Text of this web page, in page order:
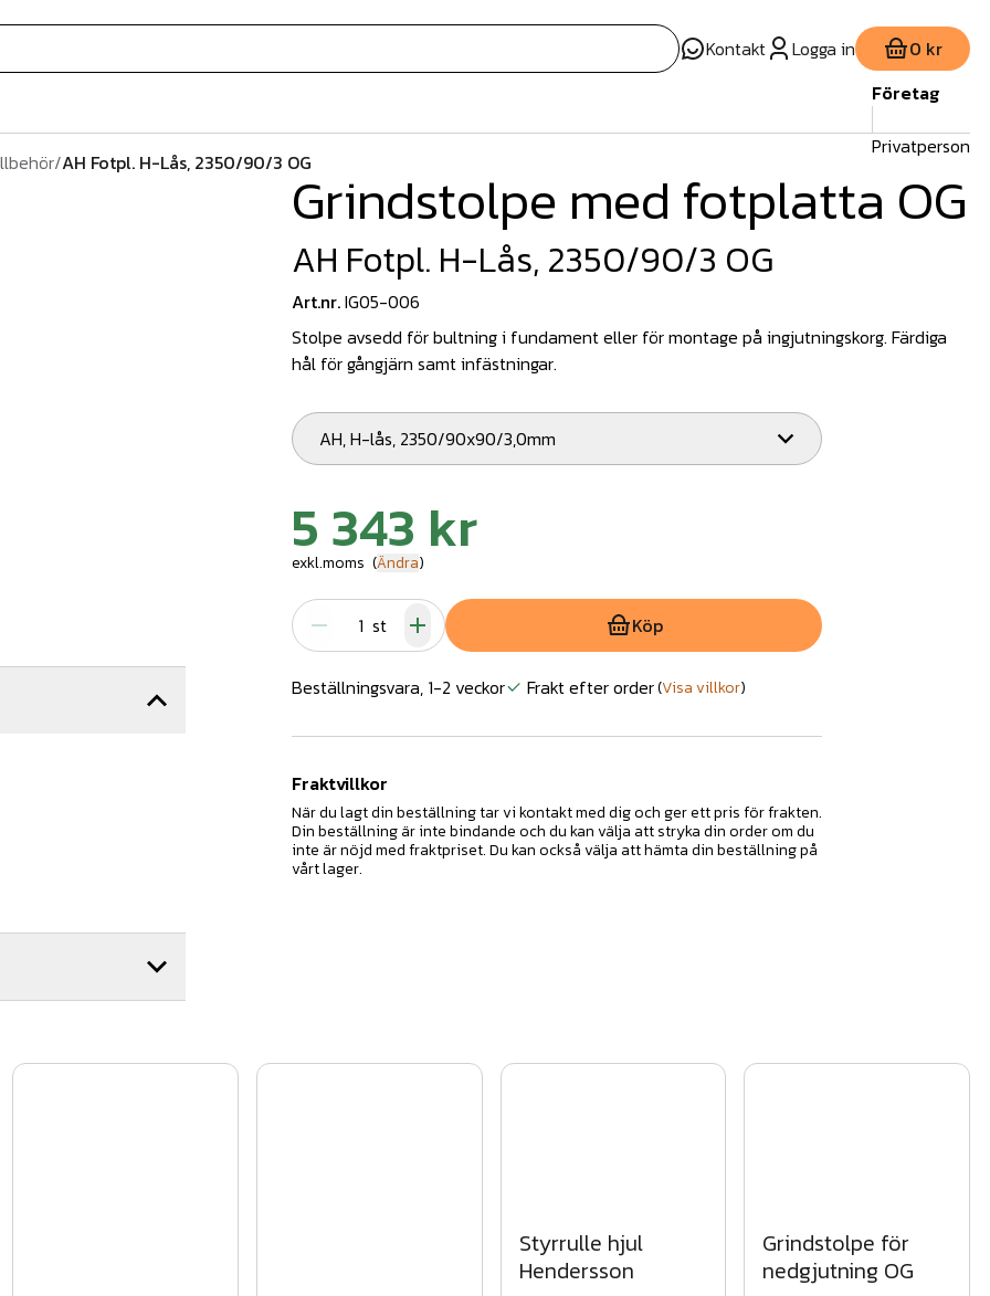
Kontakt Logga in 0 kr
Företag
Privatperson
/AH Fotpl. H-Lås, 2350/90/3 OGGrindstolpe med fotplatta OG
AH Fotpl. H-Lås, 2350/90/3 OG
Art.nr.IG05-006
Stolpe avsedd för bultning i fundament eller för montage på ingjutningskorg. Färdiga
hål för gångjärn samt infästningar.
AH, H-lås, 2350/90x90/3,0mm
5 343 kr
exkl.moms (Ändra)
st Köp
Beställningsvara, 1-2 veckor Frakt efter order(Visa villkor)
Fraktvillkor
När du lagt din beställning tar vi kontakt med dig och ger ett pris för frakten.
Din beställning är inte bindande och du kan välja att stryka din order om du
inte är nöjd med fraktpriset. Du kan också välja att hämta din beställning på
vårt lager.
Styrrulle hjul
Hendersson
Grindstolpe för
nedgjutning OG